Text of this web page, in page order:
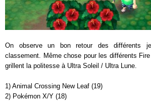
On observe un bon retour des différents
classement. Même chose pour les différents
grillent la politesse à Ultra Soleil / Ultra Lune.
1) Animal Crossing New Leaf (19)
2) Pokémon X/Y (18)